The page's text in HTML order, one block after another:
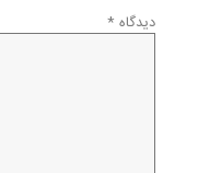
دیدگاه *